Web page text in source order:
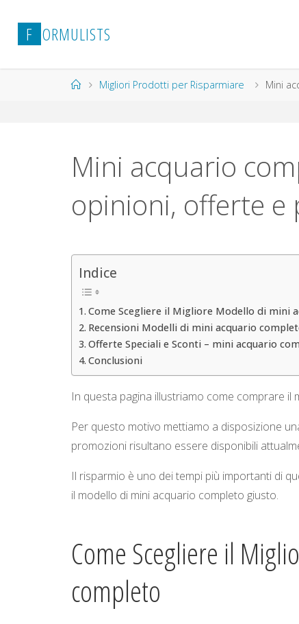
contenuto
F ORMULISTS
HomeMigliori Prodotti per Risparmiare Mini
Mini acquario
opinioni, offerte e
Indice
Come Scegliere il Migliore Modello di mini
Recensioni Modelli di mini acquario
Offerte Speciali e Sconti – mini acquario
Conclusioni
In questa pagina illustriamo come comprare
Per questo motivo mettiamo a disposizione
promozioni risultano essere disponibili
Il risparmio è uno dei tempi più importanti di
il modello di mini acquario completo giusto.
Come Scegliere il
completo